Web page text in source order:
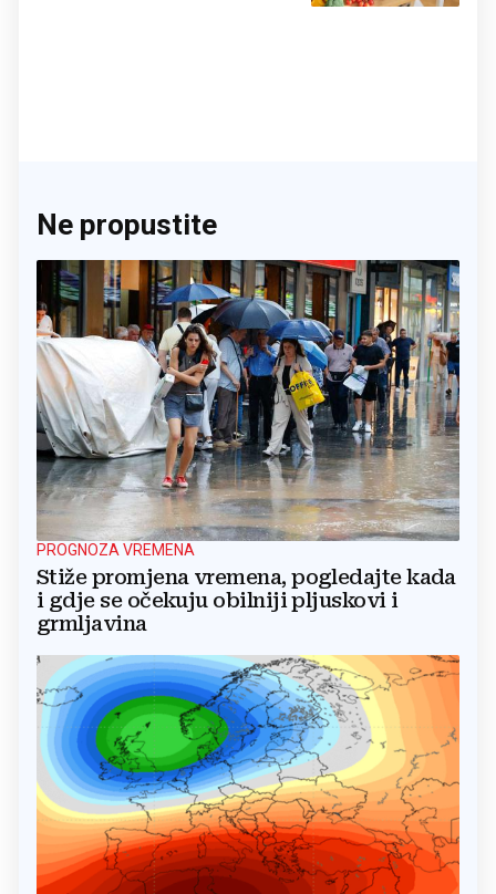
Ne propustite
PROGNOZA VREMENA
Stiže promjena vremena, pogledajte kada
i gdje se očekuju obilniji pljuskovi i
grmljavina